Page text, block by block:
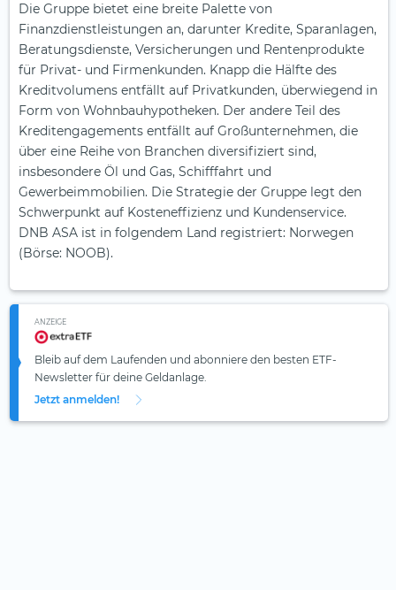
Die Gruppe bietet eine breite Palette von
Finanzdienstleistungen an, darunter Kredite, Sparanlagen,
Beratungsdienste, Versicherungen und Rentenprodukte
für Privat- und Firmenkunden. Knapp die Hälfte des
Kreditvolumens entfällt auf Privatkunden, überwiegend in
Form von Wohnbauhypotheken. Der andere Teil des
Kreditengagements entfällt auf Großunternehmen, die
über eine Reihe von Branchen diversifiziert sind,
insbesondere Öl und Gas, Schifffahrt und
Gewerbeimmobilien. Die Strategie der Gruppe legt den
Schwerpunkt auf Kosteneffizienz und Kundenservice.
DNB ASA ist in folgendem Land registriert: Norwegen
(Börse: NOOB).
ANZEIGE
Bleib auf dem Laufenden und abonniere den besten ETF-
Newsletter für deine Geldanlage.
Jetzt anmelden!